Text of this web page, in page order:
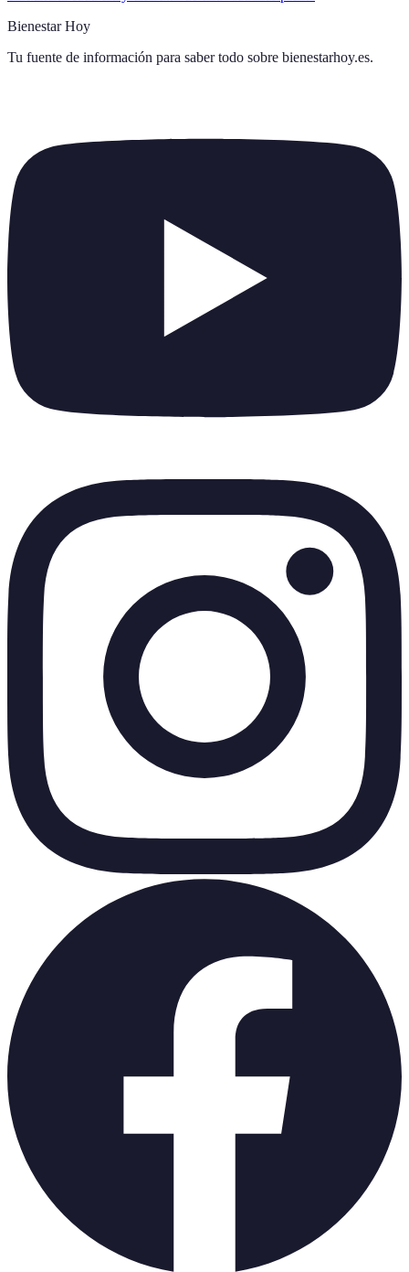
Bienestar Hoy
Tu fuente de información para saber todo sobre bienestarhoy.es.